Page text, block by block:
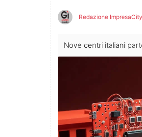
Redazione ImpresaCity
Nove centri italiani